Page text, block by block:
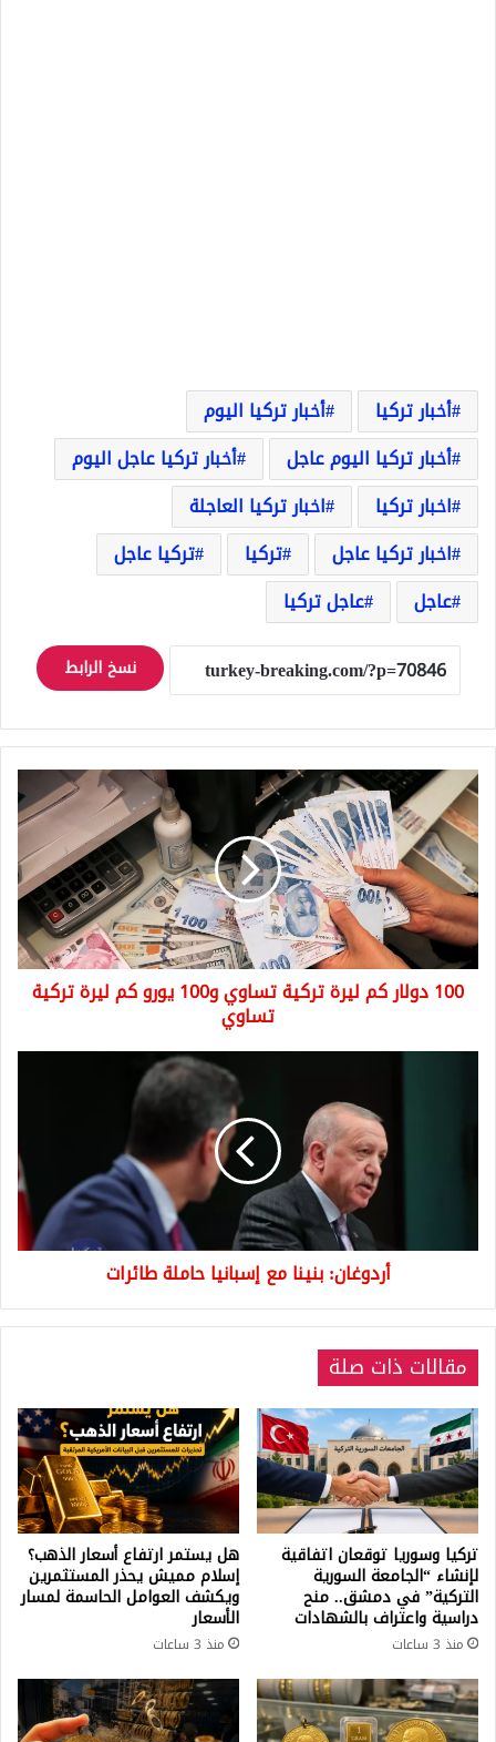
أخبار تركيا
أخبار تركيا اليوم
أخبار تركيا اليوم عاجل
أخبار تركيا عاجل اليوم
اخبار تركيا
اخبار تركيا العاجلة
اخبار تركيا عاجل
تركيا
تركيا عاجل
عاجل
عاجل تركيا
نسخ الرابط
100
دولار
كم
ليرة
تركية
تساوي
و100
يورو
كم
ليرة
100 دولار كم ليرة تركية تساوي و100 يورو كم ليرة تركية
تساوي
أردوغان: بنينا مع إسبانيا حاملة طائرات
مقالات ذات صلة
تركيا وسوريا توقعان اتفاقية
لإنشاء “الجامعة السورية
التركية” في دمشق.. منح
دراسية واعتراف بالشهادات
منذ 3 ساعات
هل يستمر ارتفاع أسعار الذهب؟
إسلام مميش يحذر المستثمرين
ويكشف العوامل الحاسمة لمسار
الأسعار
منذ 3 ساعات